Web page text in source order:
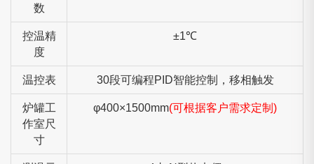
数
控温精
度
±1℃
温控表 30段可编程PID智能控制，移相触发
炉罐工
作室尺
寸
φ400×1500mm(可根据客户需求定制)